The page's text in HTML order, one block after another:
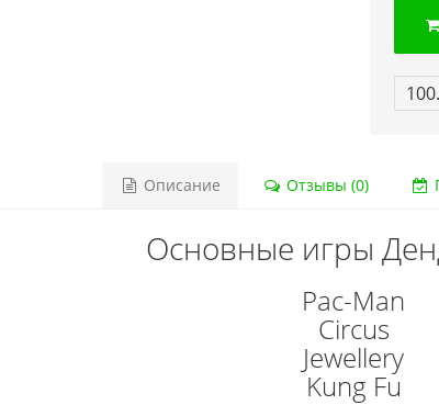
Описание Отзывы (0)
Основные игры
Pac-Man
Circus
Jewellery
Kung Fu